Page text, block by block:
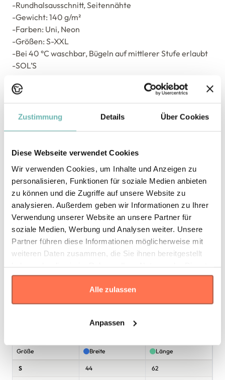
Zustimmung Details Über Cookies
Diese Webseite verwendet Cookies
Wir verwenden Cookies, um Inhalte und Anzeigen zu
personalisieren, Funktionen für soziale Medien anbieten
zu können und die Zugriffe auf unsere Website zu
analysieren. Außerdem geben wir Informationen zu Ihrer
Verwendung unserer Website an unsere Partner für
soziale Medien, Werbung und Analysen weiter. Unsere
Partner führen diese Informationen möglicherweise mit
weiteren Daten zusammen, die Sie ihnen bereitgestellt
gesammelt haben.
Alle zulassen
Anpassen
-Rundhalsausschnitt, Seitennähte
-Gewicht: 140 g/m²
-Farben: Uni, Neon
-Größen: S-XXL
-Bei 40 °C waschbar, Bügeln auf mittlerer Stufe erlaubt
-SOL’S
Druckarten
Flex / Flock Sublimation
Maßtabelle
angegeben. Eine Abweichung bis zu ±2 cm ist üblich und gilt als
Größe Breite Länge
S 44 62